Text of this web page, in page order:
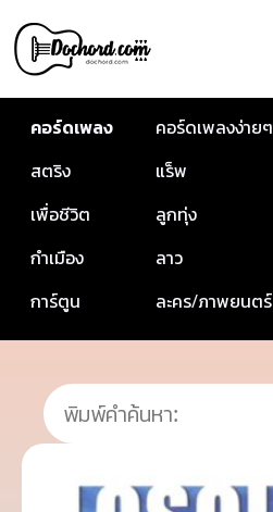
คอร์ดเพลง คอร์ดเพลงง่ายๆ
สตริง
แร็พ
เพื่อชีวิต
ลูกทุ่ง
กำเมือง
ลาว
การ์ตูน
ละคร/ภาพยนตร์